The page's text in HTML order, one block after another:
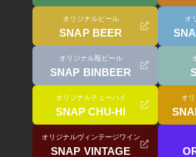
オリジナルビール
SNAP BEER
オ
オリジナル瓶ビール
SNAP BINBEER
オリジナルチューハイ
SNAP CHU-HI
オ
オリジナルヴィンテージワイン
SNAP VINTAGE